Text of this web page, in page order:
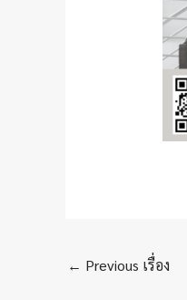
← Previous เรื่อง